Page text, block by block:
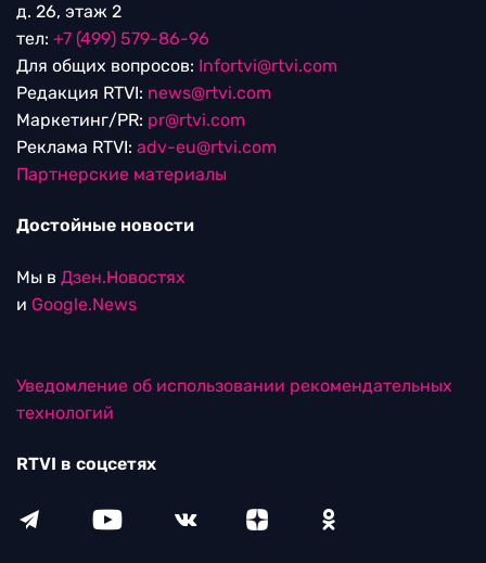
д. 26, этаж 2
тел: +7 (499) 579-86-96
Для общих вопросов: Infortvi@rtvi.com
Редакция RTVI: news@rtvi.com
Маркетинг/PR: pr@rtvi.com
Реклама RTVI: adv-eu@rtvi.com
Партнерские материалы
Достойные новости
Мы в Дзен.Новостях
и Google.News
Уведомление об использовании рекомендательных
технологий
RTVI в соцсетях